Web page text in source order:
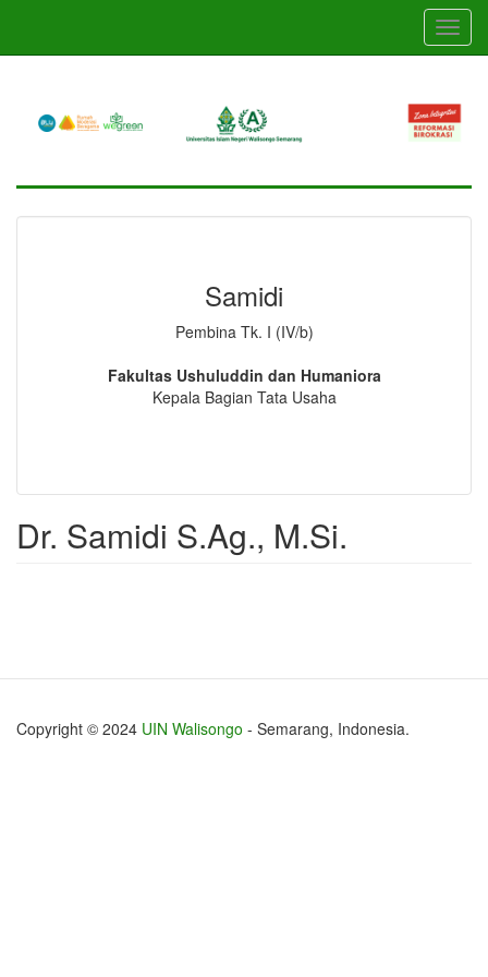
main
Samidi
Pembina Tk. I (IV/b)
Fakultas Ushuluddin dan Humaniora
Kepala Bagian Tata Usaha
Dr. Samidi S.Ag., M.Si.
Copyright © 2024 UIN Walisongo - Semarang, Indonesia.